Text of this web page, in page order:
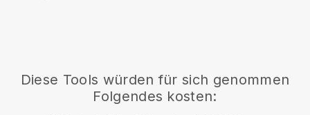
Diese Tools würden für sich genommen
Folgendes kosten: